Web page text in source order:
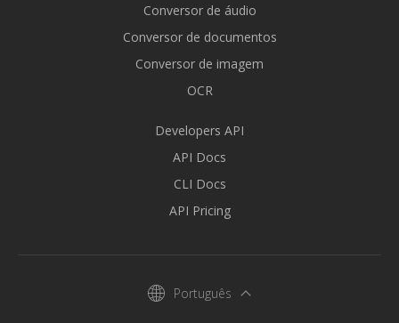
Conversor de áudio
Conversor de documentos
Conversor de imagem
OCR
Developers API
API Docs
CLI Docs
API Pricing
Português